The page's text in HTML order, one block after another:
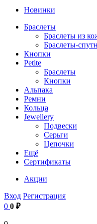
Новинки
Браслеты
Браслеты из
Браслеты-
Кнопки
Petite
Браслеты
Кнопки
Альпака
Ремни
Кольца
Jewellery
Подвески
Серьги
Цепочки
Ещё
Сертификаты
Акции
Вход Регистрация
0 0 ₽